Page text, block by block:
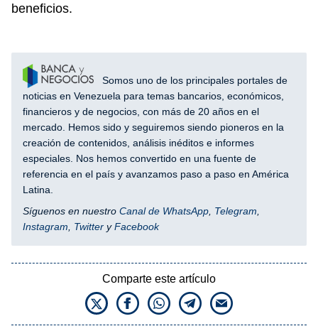
beneficios.
Somos uno de los principales portales de
noticias en Venezuela para temas bancarios, económicos,
financieros y de negocios, con más de 20 años en el
mercado. Hemos sido y seguiremos siendo pioneros en la
creación de contenidos, análisis inéditos e informes
especiales. Nos hemos convertido en una fuente de
referencia en el país y avanzamos paso a paso en América
Latina.
Síguenos en nuestro Canal de WhatsApp Telegram
Instagram
Twitter yFacebook
Comparte este artículo